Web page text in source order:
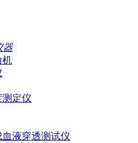
器
机
定仪
液穿透测试仪